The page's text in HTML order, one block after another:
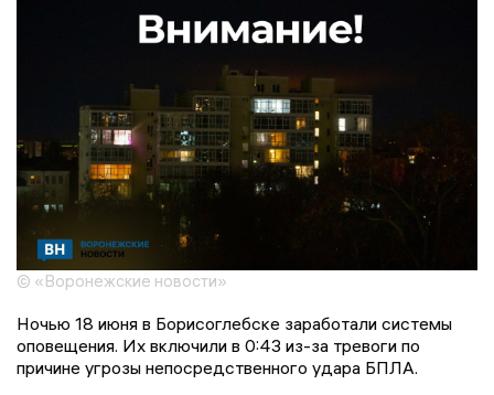
© «Воронежские новости»
Ночью 18 июня в Борисоглебске заработали системы
оповещения. Их включили в 0:43 из-за тревоги по
причине угрозы непосредственного удара БПЛА.